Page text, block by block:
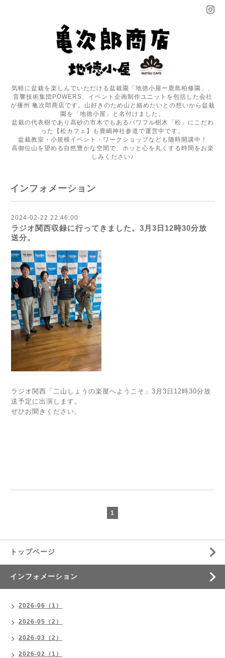
気軽に盆栽を楽しんでいただける盆栽園「地徳小屋ー鹿島柏修園」、
音響技術集団POWERS、イベント企画制作ユニットを包括した会社
が播州 亀次郎商店です。山好きのため山と絡めたいとの想いから盆栽
園を「地徳小屋」と名付けました。
盆栽の代表樹であり高砂の市木でもあるパワフル樹木「松」にこだわ
った【松カフェ】も鹿嶋神社参道で運営中です。
盆栽教室・小規模イベント・ワークショップなども随時開講中！
高御位山を望める自然豊かな空間で、ホッと心を丸くする時間をお楽
しみください♪
インフォメーション
2024-02-22 22:46:00
ラジオ関西収録に行ってきました。3月3日12時30分放
送分。
ラジオ関西「二山しょうの楽屋へようこそ」3月3日12時30分放
送予定に出演します。
ぜひお聞きください。
1
トップページ
インフォメーション
2026-06（1）
2026-05（2）
2026-03（2）
2026-02（1）